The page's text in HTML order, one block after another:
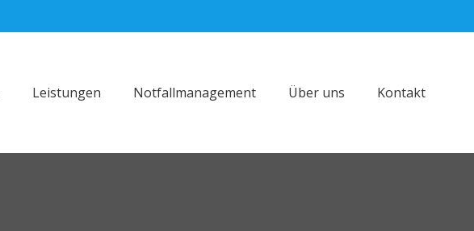
Leistungen Notfallmanagement Über uns Kontakt